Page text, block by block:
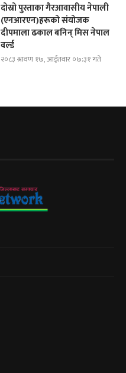
दोस्रो पुस्ताका गैरआवासीय नेपाली
(एनआरएन)हरूको संयोजक
दीपमाला ढकाल बनिन् मिस नेपाल
वर्ल्ड
२०८३ श्रावण १७, आईतवार ०७:३१ गते